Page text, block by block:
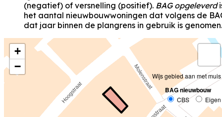
(negatief) of versnelling (positief). BAG opgeleverd
het aantal nieuwbouwwoningen dat volgens de
dat jaar binnen de plangrens in gebruik is genomen.
+
−
Wijs gebied aan met muis
BAG nieuwbouw
CBS Eigen